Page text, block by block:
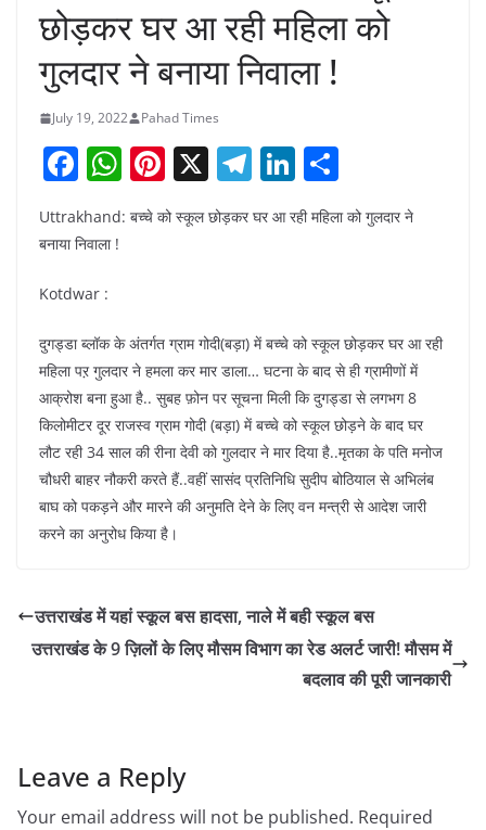
छोड़कर घर आ रही महिला को
गुलदार ने बनाया निवाला !
July 19, 2022 Pahad Times
F
a
c
b
o
o
k
W
at
p
p
Pi
nt
er
X T
e
m
Li
n
k
n
h
ar
Uttrakhand: बच्चे को स्कूल छोड़कर घर आ रही महिला को गुलदार ने
बनाया निवाला !
Kotdwar :
दुगड्डा ब्लॉक के अंतर्गत ग्राम गोदी(बड़ा) में बच्चे को स्कूल छोड़कर घर आ रही
महिला पऱ गुलदार ने हमला कर मार डाला… घटना के बाद से ही ग्रामीणों में
आक्रोश बना हुआ है.. सुबह फ़ोन पर सूचना मिली कि दुगड्डा से लगभग 8
किलोमीटर दूर राजस्व ग्राम गोदी (बड़ा) में बच्चे को स्कूल छोड़ने के बाद घर
लौट रही 34 साल की रीना देवी को गुलदार ने मार दिया है..मृतका के पति मनोज
चौधरी बाहर नौकरी करते हैं..वहीं सासंद प्रतिनिधि सुदीप बोठियाल से अभिलंब
बाघ को पकड़ने और मारने की अनुमति देने के लिए वन मन्त्री से आदेश जारी
करने का अनुरोध किया है।
उत्तराखंड में यहां स्कूल बस हादसा, नाले में बही स्कूल बस
उत्तराखंड के 9 ज़िलों के लिए मौसम विभाग का रेड अलर्ट जारी! मौसम में
बदलाव की पूरी जानकारी
Leave a Reply
Your email address will not be published. Required